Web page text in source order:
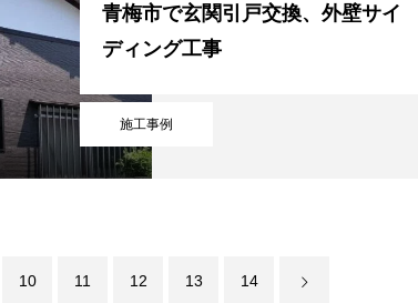
施工事例
青梅市で玄関引戸交換、外壁サイ
ディング工事
10 11 12 13 14